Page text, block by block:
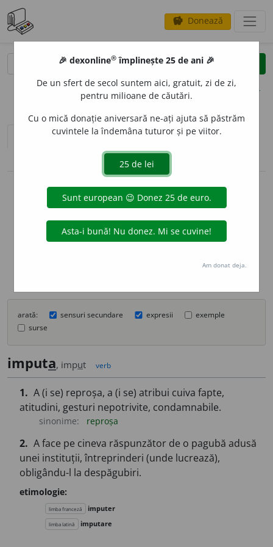
savings Donează
clear
opțiuni
sinteza definițiilor (1)
definiții (21)
pronunție volume_up
info
Aceste definiții sunt compilate de
echipa dexonline. Definițiile
originale se află pe filadefiniții.
Puteți reordona filele pe pagina de
arată: sensuri secundare expresii
exemple
surse
imputa, imput verb
1. A (i se) reproșa, a (i se) atribui cuiva fapte,
atitudini, gesturi nepotrivite, condamnabile.
sinonime: reproșa
2. A face pe cineva răspunzător de o pagubă adusă
unei instituții, întreprinderi (unde lucrează),
obligându-l la despăgubiri.
etimologie:
limba franceză imputer
limba latină imputare
🎉 dexonline® împlinește 25 de ani 🎉
De un sfert de secol suntem aici, gratuit, zi de zi,
pentru milioane de căutări.
Cu o mică donație aniversară ne-ați ajuta să păstrăm
cuvintele la îndemâna tuturor și pe viitor.
Am donat deja.